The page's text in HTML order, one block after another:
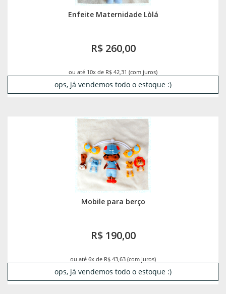
Enfeite Maternidade Lòlá
R$ 260,00
ou até 10x de R$ 42,31 (com juros)
ops, já vendemos todo o estoque :)
Mobile para berço
R$ 190,00
ou até 6x de R$ 43,63 (com juros)
ops, já vendemos todo o estoque :)